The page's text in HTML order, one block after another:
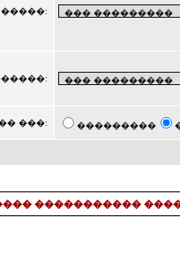
�����:
���: ���������
�����������